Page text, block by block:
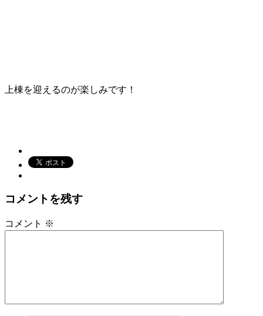
上棟を迎えるのが楽しみです！
コメントを残す
コメント ※